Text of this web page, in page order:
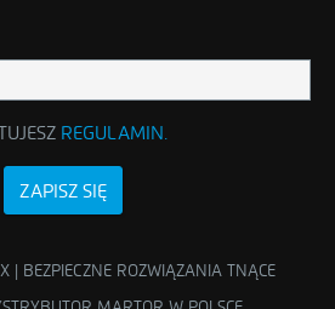
REGULAMIN.
ZAPISZ SIĘ
BEZPIECZNE ROZWIĄZANIA TNĄCE